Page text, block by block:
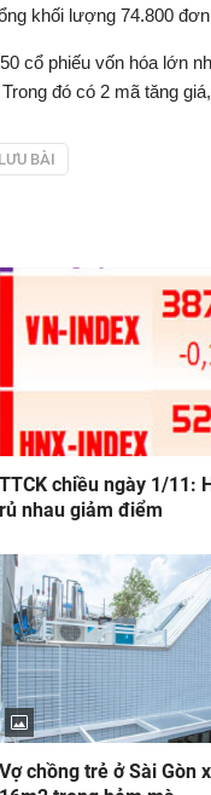
khối lượng 74.800
cổ phiếu vốn hóa lớn
đó có 2 mã tăng
LƯU BÀI
TTCK chiều ngày 1/11:
rủ nhau giảm điểm
Vợ chồng trẻ ở Sài Gòn